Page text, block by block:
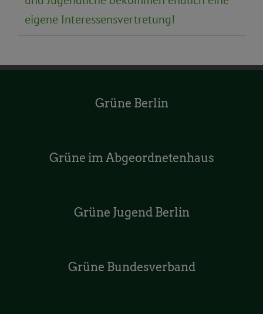
eigene Interessensvertretung!
Grüne Berlin
Grüne im Abgeordnetenhaus
Grüne Jugend Berlin
Grüne Bundesverband